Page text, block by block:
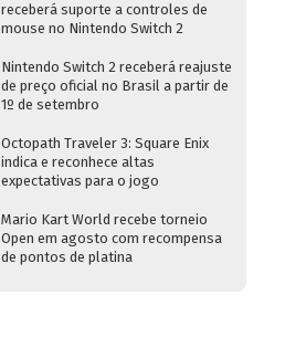
receberá suporte a controles de
mouse no Nintendo Switch 2
Nintendo Switch 2 receberá reajuste
de preço oficial no Brasil a partir de
1º de setembro
Octopath Traveler 3: Square Enix
indica e reconhece altas
expectativas para o jogo
Mario Kart World recebe torneio
Open em agosto com recompensa
de pontos de platina